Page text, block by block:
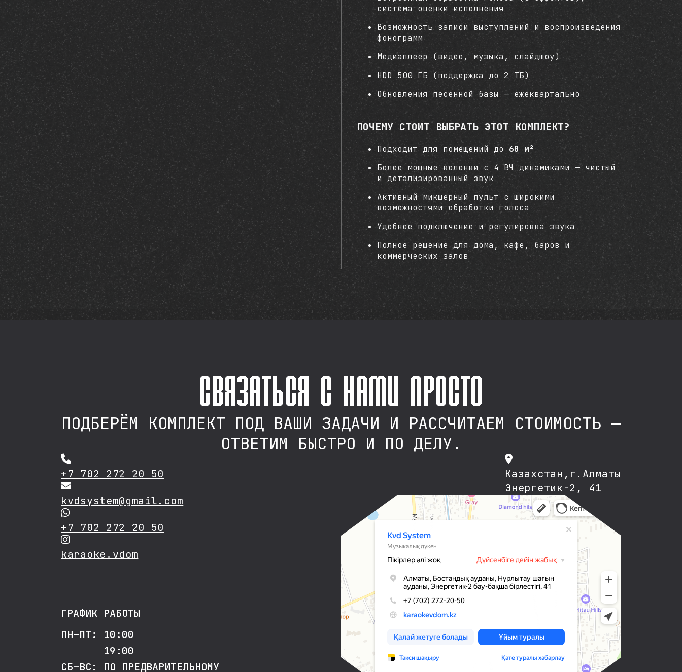
система оценки исполнения
Возможность записи выступлений и воспроизведения
фонограмм
Медиаплеер (видео, музыка, слайдшоу)
HDD 500 ГБ (поддержка до 2 ТБ)
Обновления песенной базы — ежеквартально
ПОЧЕМУ СТОИТ ВЫБРАТЬ ЭТОТ КОМПЛЕКТ?
Подходит для помещений до 60 м²
Более мощные колонки с 4 ВЧ динамиками — чистый
и детализированный звук
Активный микшерный пульт с широкими
возможностями обработки голоса
Удобное подключение и регулировка звука
Полное решение для дома, кафе, баров и
коммерческих залов
связаться с нами просто
ПОДБЕРЁМ КОМПЛЕКТ ПОД ВАШИ ЗАДАЧИ И РАССЧИТАЕМ СТОИМОСТЬ —
ОТВЕТИМ БЫСТРО И ПО ДЕЛУ.
+7 702 272 20 50
kvdsystem@gmail.com
+7 702 272 20 50
karaoke.vdom
ГРАФИК РАБОТЫ
ПН–ПТ: 10:00
19:00
СБ–ВС: ПО ПРЕДВАРИТЕЛЬНОМУ
Казахстан,г.Алматы
Энергетик-2, 41